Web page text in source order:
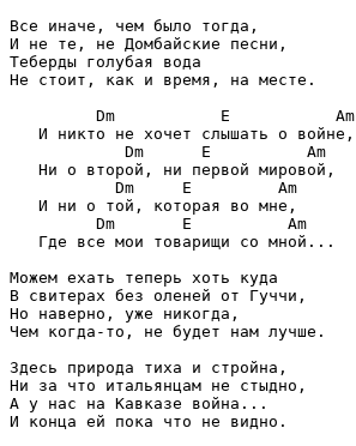
Все иначе, чем было тогда,
И не те, не Домбайские песни,
Теберды голубая вода
Не стоит, как и время, на месте.
         Dm           E           Am
   И никто не хочет слышать о войне,
            Dm      E          Am
   Ни о второй, ни первой мировой,
           Dm     E         Am
   И ни о той, которая во мне,
         Dm       E          Am
   Где все мои товарищи со мной...
Можем ехать теперь хоть куда
В свитерах без оленей от Гуччи,
Но наверно, уже никогда,
Чем когда-то, не будет нам лучше.
Здесь природа тиха и стройна,
Ни за что итальянцам не стыдно,
А у нас на Кавказе война...
И конца ей пока что не видно.